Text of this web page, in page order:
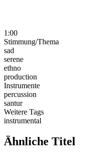
1:00
Stimmung/Thema
sad
serene
ethno
production
Instrumente
percussion
santur
Weitere Tags
instrumental
Ähnliche Titel